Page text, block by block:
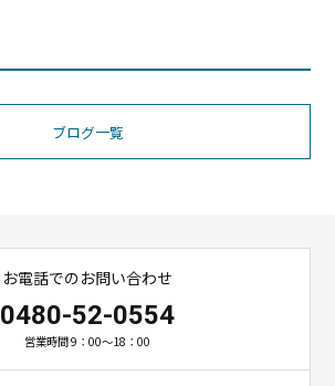
ブログ一覧
お電話でのお問い合わせ
0480-52-0554
営業時間 9：00～18：00